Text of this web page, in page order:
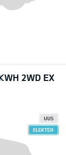
2WD EX
UUS
ELEKTER